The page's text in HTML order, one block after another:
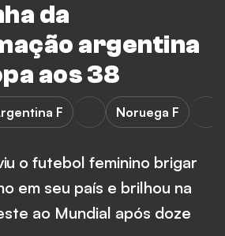
da
argentina
aos 38
F Noruega F
o futebol feminino brigar
em seu país e brilhou na
ao Mundial após doze